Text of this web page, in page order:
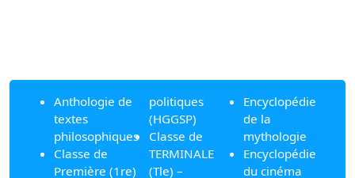
Anthologie de
textes
philosophiques
Classe de
Première (1re)
politiques
(HGGSP)
Classe de
TERMINALE
(Tle) –
Encyclopédie
de la
mythologie
Encyclopédie
du cinéma